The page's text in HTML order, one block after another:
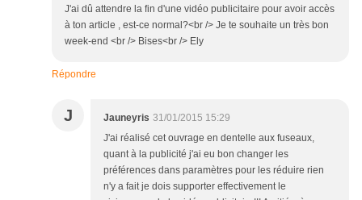
J'ai dû attendre la fin d'une vidéo publicitaire pour avoir accès
à ton article , est-ce normal?<br /> Je te souhaite un très bon
week-end <br /> Bises<br /> Ely
Répondre
J Jauneyris 31/01/2015 15:29
J'ai réalisé cet ouvrage en dentelle aux fuseaux,
quant à la publicité j'ai eu bon changer les
préférences dans paramètres pour les réduire rien
n'y a fait je dois supporter effectivement le